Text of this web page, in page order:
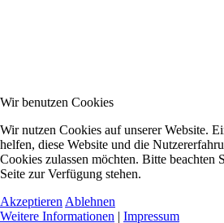
Wir benutzen Cookies
Wir nutzen Cookies auf unserer Website.
helfen, diese Website und die
Cookies zulassen möchten. Bitte
Seite zur Verfügung stehen.
Akzeptieren Ablehnen
Weitere Informationen | Impressum